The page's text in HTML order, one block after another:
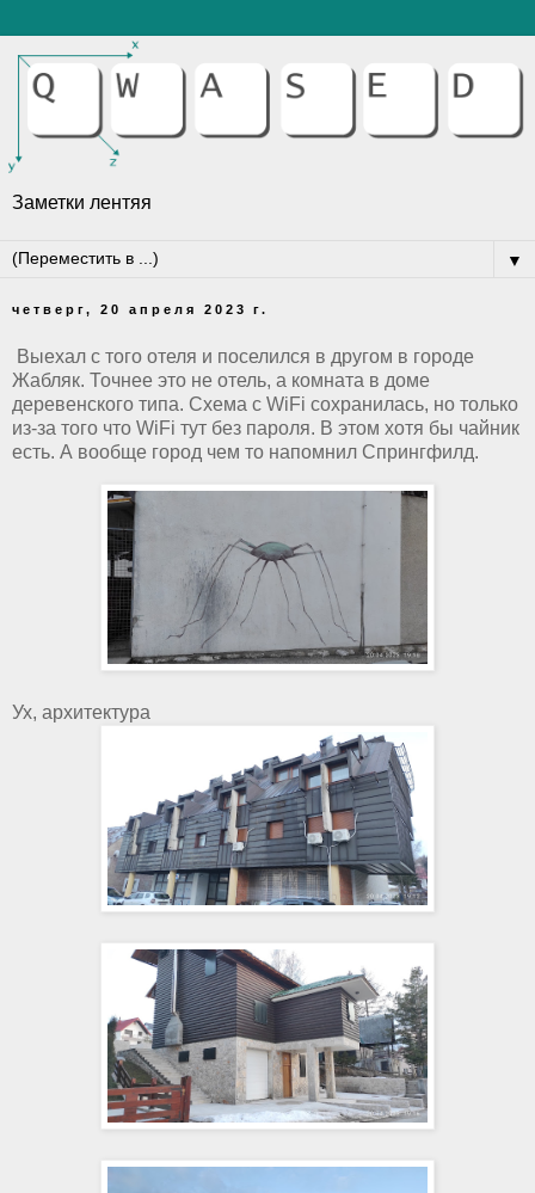
Заметки лентяя
▼
четверг, 20 апреля 2023 г.
Выехал с того отеля и поселился в другом в городе
Жабляк. Точнее это не отель, а комната в доме
деревенского типа. Схема с WiFi сохранилась, но только
из-за того что WiFi тут без пароля. В этом хотя бы чайник
есть. А вообще город чем то напомнил Спрингфилд.
Ух, архитектура